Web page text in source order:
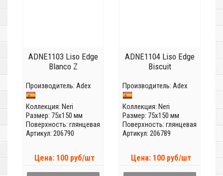
ADNE1103 Liso Edge
Blanco Z
Производитель: Adex
Коллекция: Neri
Размер: 75x150 мм
Поверхность: глянцевая
Артикул: 206790
Цена: 100 руб/шт
ADNE1104 Liso Edge
Biscuit
Производитель: Adex
Коллекция: Neri
Размер: 75x150 мм
Поверхность: глянцевая
Артикул: 206789
Цена: 100 руб/шт